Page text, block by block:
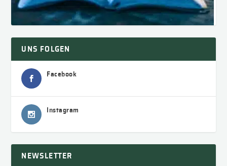
UNS FOLGEN
Facebook
Instagram
NEWSLETTER